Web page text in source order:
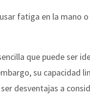
fatiga en la mano
que puede ser
su capacidad
desventajas a